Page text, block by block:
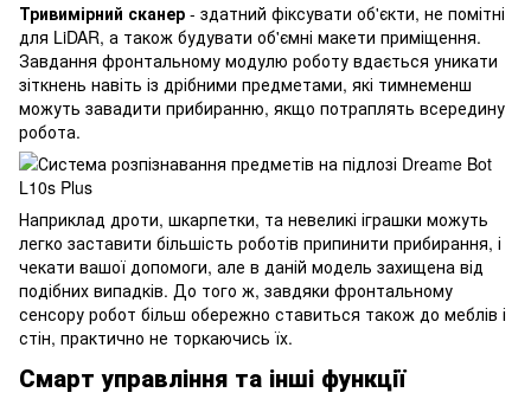
Тривимірний сканер - здатний фіксувати об'єкти, не помітні
для LiDAR, а також будувати об'ємні макети приміщення.
Завдання фронтальному модулю роботу вдається уникати
зіткнень навіть із дрібними предметами, які тимнеменш
можуть завадити прибиранню, якщо потраплять всередину
робота.
Наприклад дроти, шкарпетки, та невеликі іграшки можуть
легко заставити більшість роботів припинити прибирання, і
чекати вашої допомоги, але в даній модель захищена від
подібних випадків. До того ж, завдяки фронтальному
сенсору робот більш обережно ставиться також до меблів і
стін, практично не торкаючись їх.
Смарт управління та інші функції